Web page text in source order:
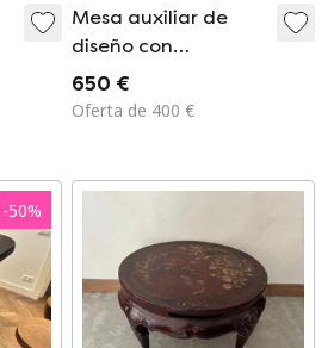
Mesa auxiliar de
diseño con
incrustaciones
650 €
Oferta de 400 €
-50%